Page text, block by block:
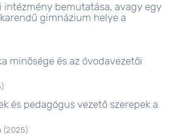
intézmény bemutatása, avagy egy
gimnázium helye a
minősége és az óvodavezetői
)
és pedagógus vezető szerepek a
(2025)